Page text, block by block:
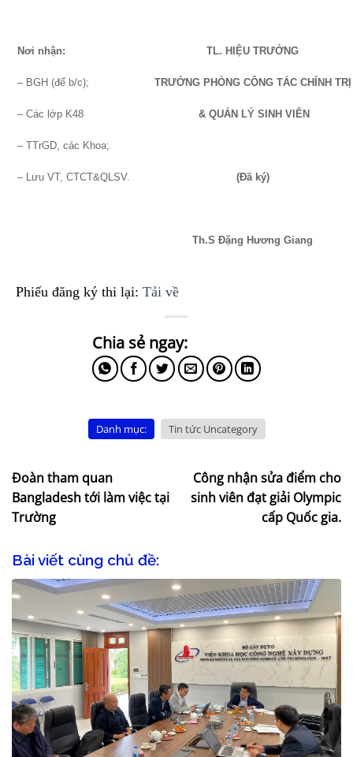
Nơi nhận:
– BGH (để b/c);
– Các lớp K48
– TTrGD, các Khoa;
– Lưu VT, CTCT&QLSV.
TL. HIỆU TRƯỞNG
TRƯỞNG PHÒNG CÔNG TÁC CHÍNH TRỊ
& QUẢN LÝ SINH VIÊN
(Đã ký)
Th.S Đặng Hương Giang
Phiếu đăng ký thi lại: Tải về
Danh mục: Tin tức Uncategory
Đoàn tham quan
Bangladesh tới làm việc tại
Trường
Công nhận sửa điểm cho
sinh viên đạt giải Olympic
cấp Quốc gia.
Bài viết cùng chủ đề: